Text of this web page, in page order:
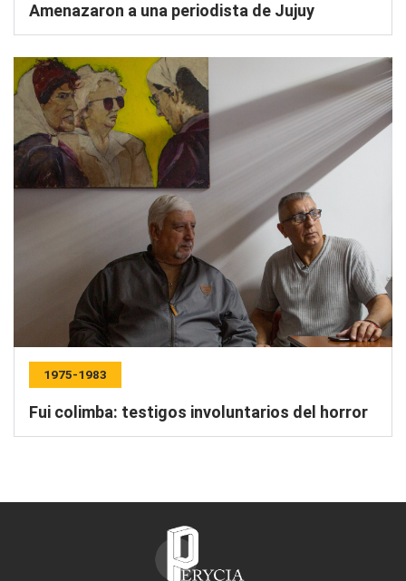
Amenazaron a una periodista de Jujuy
1975-1983
Fui colimba: testigos involuntarios del horror